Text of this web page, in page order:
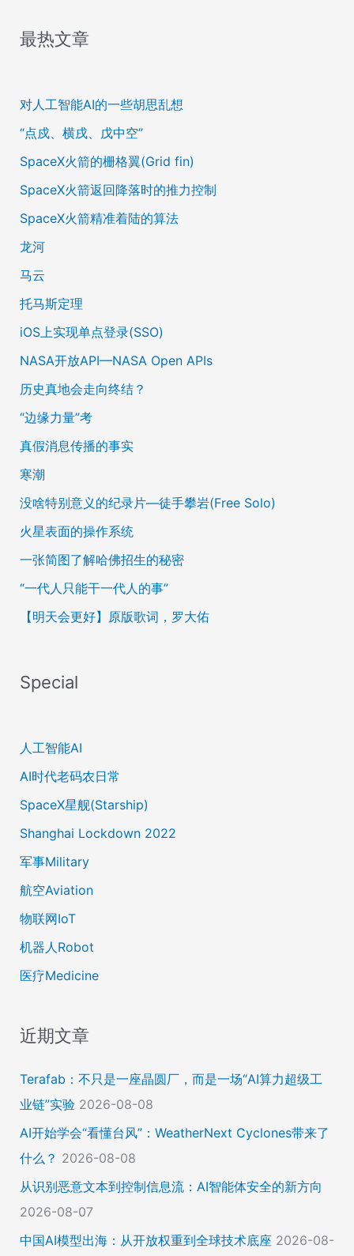
最热文章
对人工智能AI的一些胡思乱想
“点戍、横戌、戊中空”
SpaceX火箭的栅格翼(Grid fin)
SpaceX火箭返回降落时的推力控制
SpaceX火箭精准着陆的算法
龙河
马云
托马斯定理
iOS上实现单点登录(SSO)
NASA开放API—NASA Open APIs
历史真地会走向终结？
“边缘力量”考
真假消息传播的事实
寒潮
没啥特别意义的纪录片—徒手攀岩(Free Solo)
火星表面的操作系统
一张简图了解哈佛招生的秘密
“一代人只能干一代人的事”
【明天会更好】原版歌词，罗大佑
Special
人工智能AI
AI时代老码农日常
SpaceX星舰(Starship)
Shanghai Lockdown 2022
军事Military
航空Aviation
物联网IoT
机器人Robot
医疗Medicine
近期文章
Terafab：不只是一座晶圆厂，而是一场“AI算力超级工
业链”实验 2026-08-08
AI开始学会“看懂台风”：WeatherNext Cyclones带来了
什么？ 2026-08-08
从识别恶意文本到控制信息流：AI智能体安全的新方向
2026-08-07
中国AI模型出海：从开放权重到全球技术底座 2026-08-